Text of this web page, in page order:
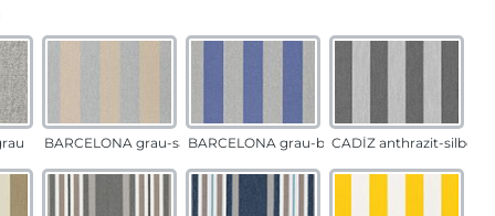
BARCELONA grau-sandBARCELONA grau-blauCADÍZ anthrazit-silber